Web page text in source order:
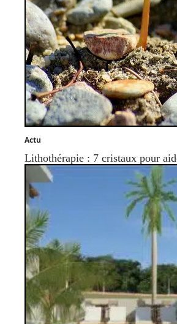
Actu
Lithothérapie : 7 cristaux pour